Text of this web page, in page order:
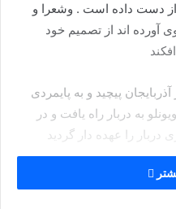
دست داده است . وشعرا و
آورده اند از تصمیم خود
پیچید و به پایمردی
به دربار راه یافت و در
دربار را عهده دار گردید
مورد عزت و احترام بود ولی از